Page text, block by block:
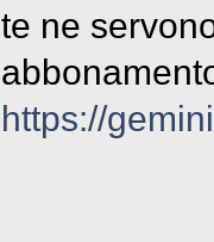
te ne
https://